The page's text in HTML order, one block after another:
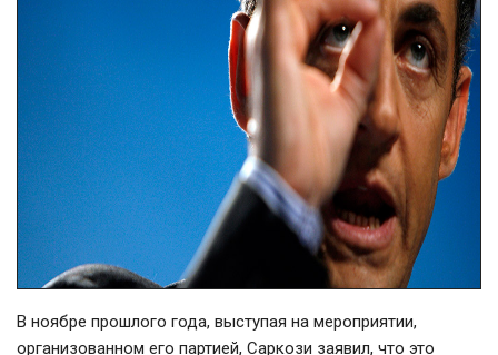
В ноябре прошлого года, выступая на мероприятии,
организованном его партией, Саркози заявил, что это